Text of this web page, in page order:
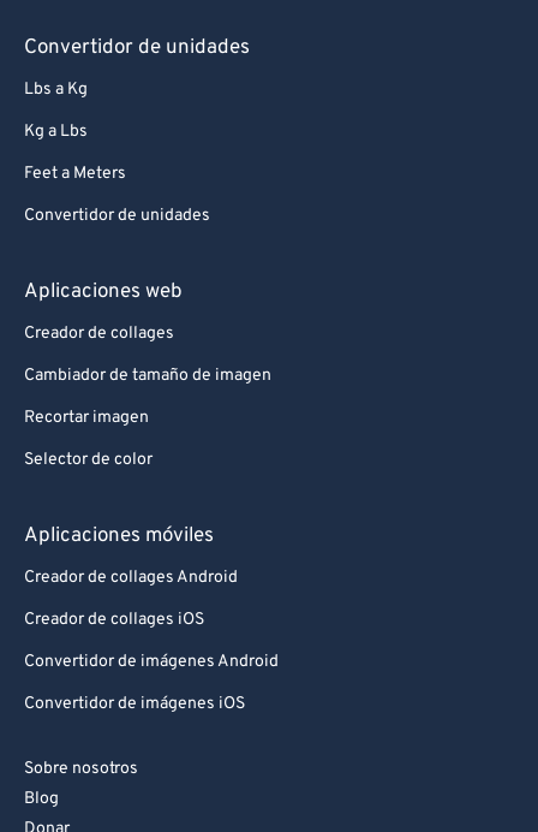
Convertidor de unidades
Lbs a Kg
Kg a Lbs
Feet a Meters
Convertidor de unidades
Aplicaciones web
Creador de collages
Cambiador de tamaño de imagen
Recortar imagen
Selector de color
Aplicaciones móviles
Creador de collages Android
Creador de collages iOS
Convertidor de imágenes Android
Convertidor de imágenes iOS
Sobre nosotros
Blog